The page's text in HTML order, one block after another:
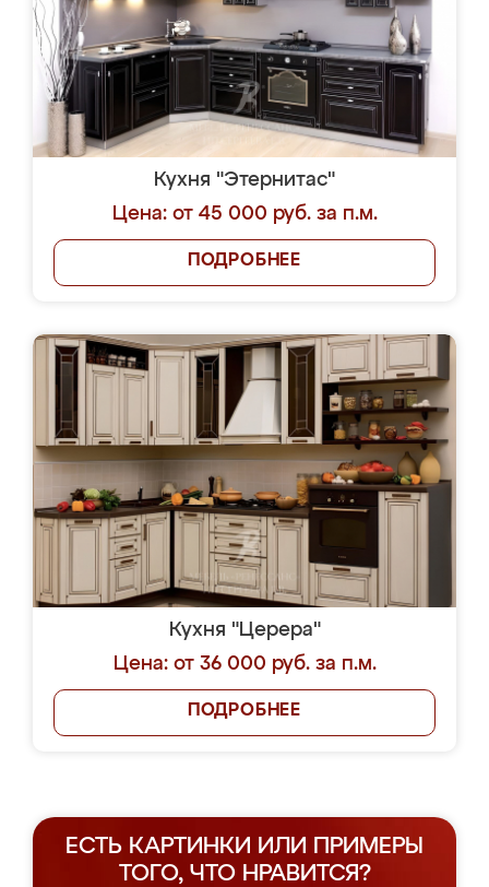
Кухня "Этернитас"
Цена: от 45 000 руб. за п.м.
ПОДРОБНЕЕ
Кухня "Церера"
Цена: от 36 000 руб. за п.м.
ПОДРОБНЕЕ
ЕСТЬ КАРТИНКИ ИЛИ ПРИМЕРЫ
ТОГО, ЧТО НРАВИТСЯ?